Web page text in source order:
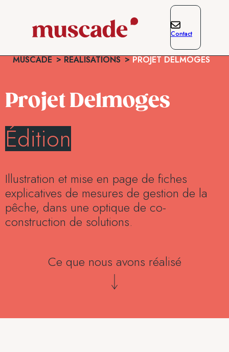
Contact
MUSCADE RÉALISATIONS PROJET DELMOGES
Projet Delmoges
Édition
Illustration et mise en page de fiches
explicatives de mesures de gestion de la
pêche, dans une optique de co-
construction de solutions.
Ce que nous avons réalisé